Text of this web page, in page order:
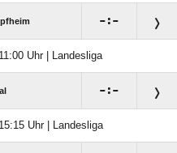
:
Uhr | Landesliga
:
Uhr | Landesliga